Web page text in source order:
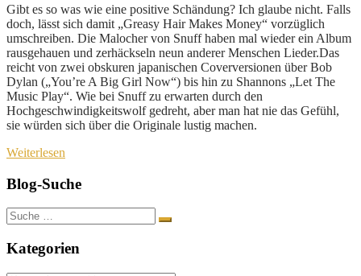
Gibt es so was wie eine positive Schändung? Ich glaube nicht. Falls
doch, lässt sich damit „Greasy Hair Makes Money“ vorzüglich
umschreiben. Die Malocher von Snuff haben mal wieder ein Album
rausgehauen und zerhäckseln neun anderer Menschen Lieder.Das
reicht von zwei obskuren japanischen Coverversionen über Bob
Dylan („You’re A Big Girl Now“) bis hin zu Shannons „Let The
Music Play“. Wie bei Snuff zu erwarten durch den
Hochgeschwindigkeitswolf gedreht, aber man hat nie das Gefühl,
sie würden sich über die Originale lustig machen.
Weiterlesen
Blog-Suche
Suche
nach:
Kategorien